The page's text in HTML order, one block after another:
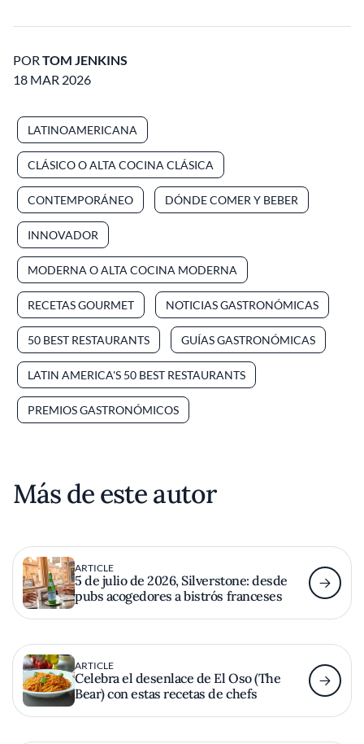
POR TOM JENKINS
18 MAR 2026
LATINOAMERICANA
CLÁSICO O ALTA COCINA CLÁSICA
CONTEMPORÁNEO DÓNDE COMER Y BEBER
INNOVADOR
MODERNA O ALTA COCINA MODERNA
RECETAS GOURMET NOTICIAS GASTRONÓMICAS
50 BEST RESTAURANTS GUÍAS GASTRONÓMICAS
LATIN AMERICA'S 50 BEST RESTAURANTS
PREMIOS GASTRONÓMICOS
Más de este autor
ARTICLE
5 de julio de 2026, Silverstone: desde
pubs acogedores a bistrós franceses
ARTICLE
Celebra el desenlace de El Oso (The
Bear) con estas recetas de chefs